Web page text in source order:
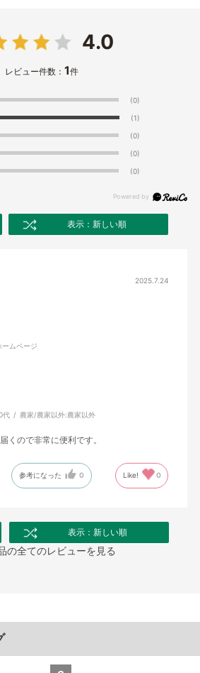
4.0
レビュー件数： 1件
(0)
(1)
(0)
(0)
(0)
表示：新しい順
2025.7.24
ームページ
代 農家/農家以外:農家以外
くので非常に便利です。
参考になった 0 Like! 0
表示：新しい順
の全てのレビューを見る